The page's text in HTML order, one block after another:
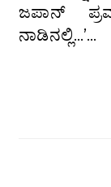
ಜಪಾನ್
ನಾಡಿನಲ್ಲಿ…’…